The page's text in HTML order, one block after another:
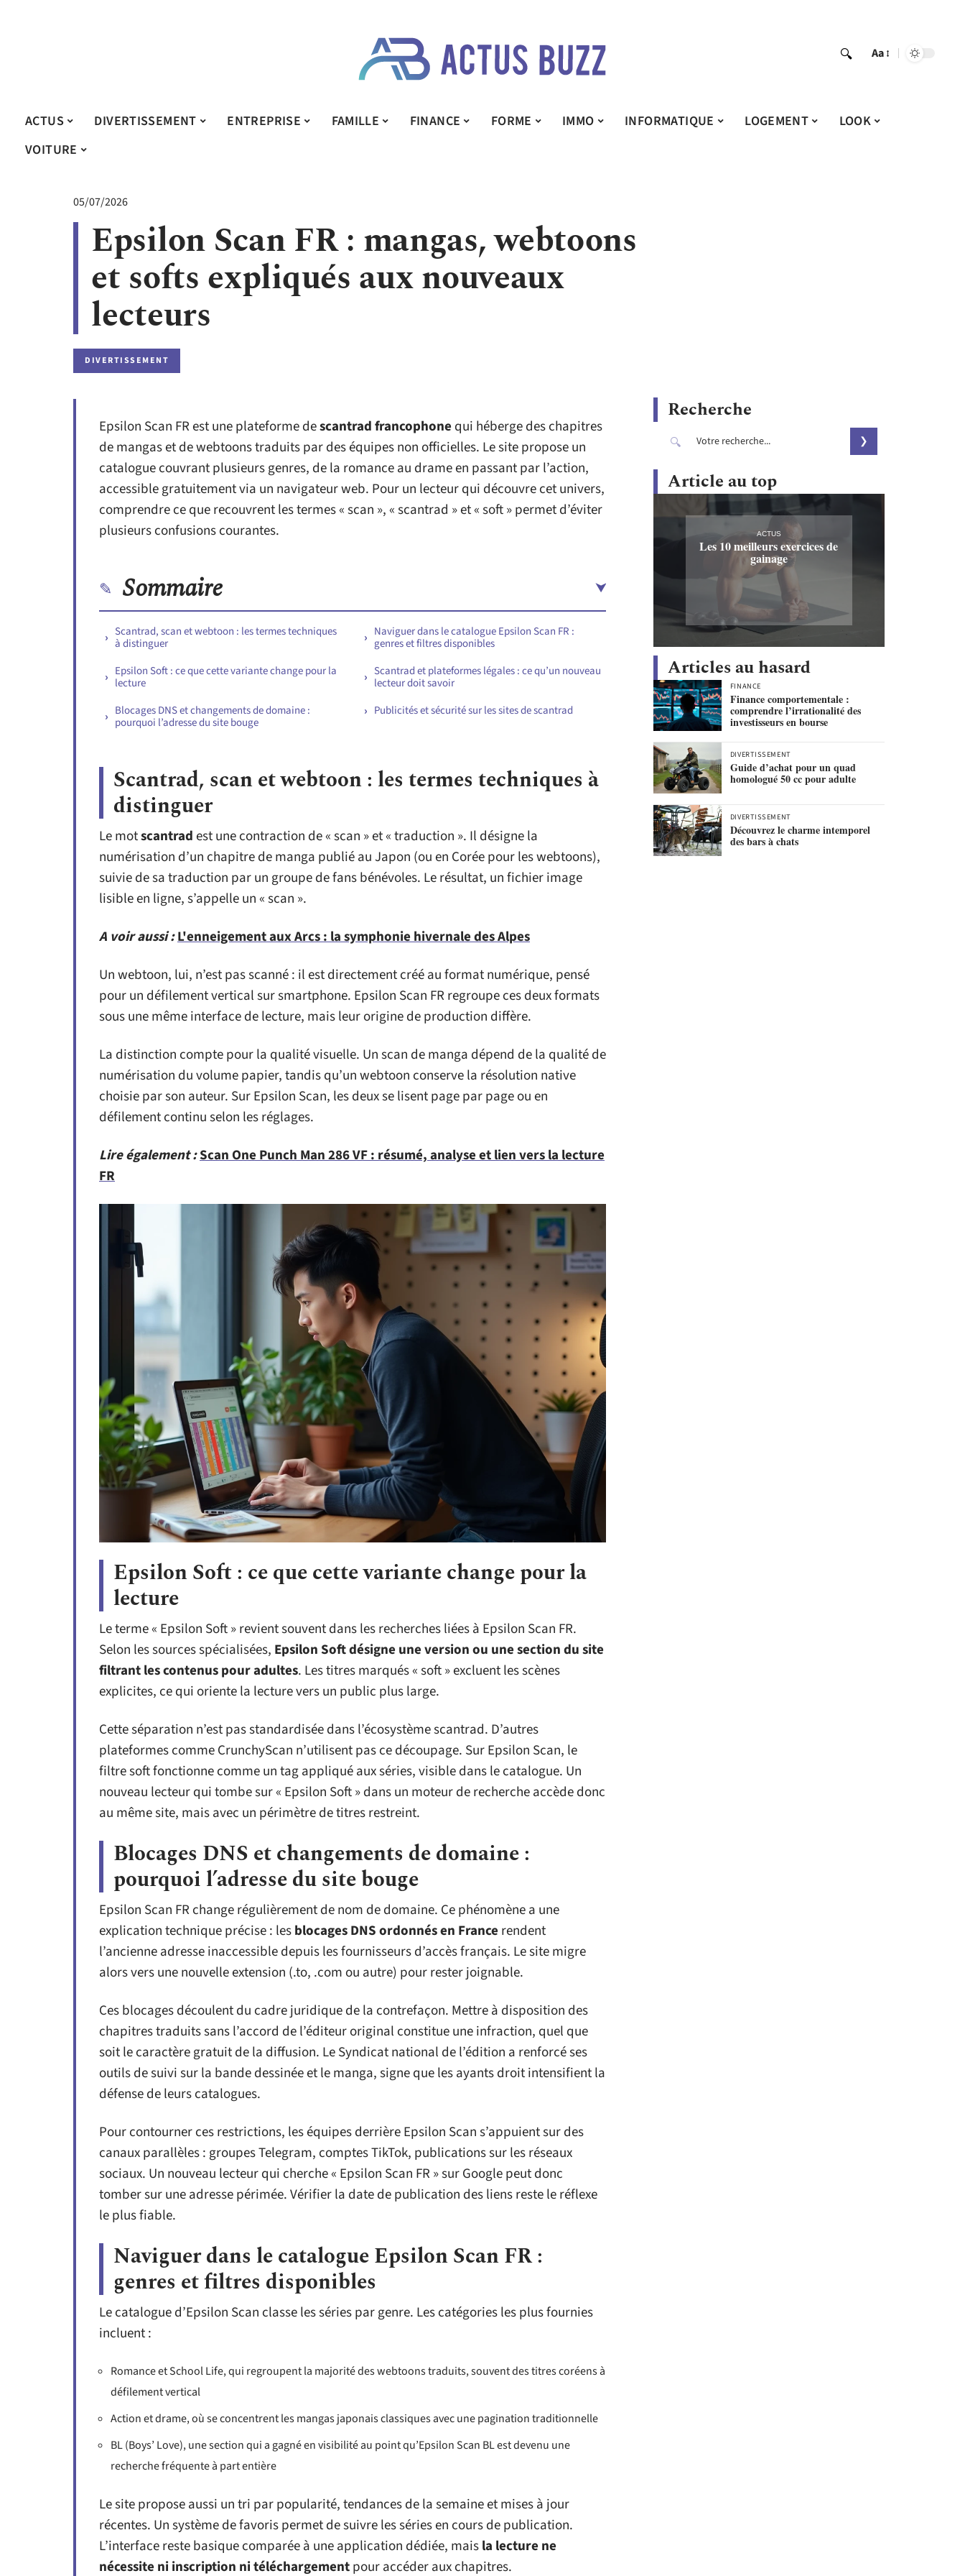
Aa
ACTUS DIVERTISSEMENT ENTREPRISE FAMILLE FINANCE FORME IMMO INFORMATIQUE LOGEMENT
LOOK
VOITURE
05/07/2026
Epsilon Scan FR : mangas, webtoons
et softs expliqués aux nouveaux
lecteurs
DIVERTISSEMENT
Epsilon Scan FR est une plateforme descantrad francophone qui héberge des chapitres
de mangas et de webtoons traduits par des équipes non officielles. Le site propose un
catalogue couvrant plusieurs genres, de la romance au drame en passant par l’action,
accessible gratuitement via un navigateur web. Pour un lecteur qui découvre cet univers,
comprendre ce que recouvrent les termes « scan », « scantrad » et « soft » permet d’éviter
plusieurs confusions courantes.
Sommaire
Scantrad, scan et webtoon : les termes techniques
à distinguer
Epsilon Soft : ce que cette variante change pour la
lecture
Blocages DNS et changements de domaine :
pourquoi l’adresse du site bouge
Naviguer dans le catalogue Epsilon Scan FR :
genres et filtres disponibles
Scantrad et plateformes légales : ce qu’un nouveau
lecteur doit savoir
Publicités et sécurité sur les sites de scantrad
Scantrad, scan et webtoon : les termes techniques à
distinguer
Le motscantradest une contraction de « scan » et « traduction ». Il désigne la
numérisation d’un chapitre de manga publié au Japon (ou en Corée pour les webtoons),
suivie de sa traduction par un groupe de fans bénévoles. Le résultat, un fichier image
lisible en ligne, s’appelle un « scan ».
A voir aussi :L'enneigement aux Arcs : la symphonie hivernale des Alpes
Un webtoon, lui, n’est pas scanné : il est directement créé au format numérique, pensé
pour un défilement vertical sur smartphone. Epsilon Scan FR regroupe ces deux formats
sous une même interface de lecture, mais leur origine de production diffère.
La distinction compte pour la qualité visuelle. Un scan de manga dépend de la qualité de
numérisation du volume papier, tandis qu’un webtoon conserve la résolution native
choisie par son auteur. Sur Epsilon Scan, les deux se lisent page par page ou en
défilement continu selon les réglages.
Lire également :Scan One Punch Man 286 VF : résumé, analyse et lien vers la lecture
FR
Epsilon Soft : ce que cette variante change pour la
lecture
Le terme « Epsilon Soft » revient souvent dans les recherches liées à Epsilon Scan FR.
Selon les sources spécialisées, Epsilon Soft désigne une version ou une section du site
filtrant les contenus pour adultes. Les titres marqués « soft » excluent les scènes
explicites, ce qui oriente la lecture vers un public plus large.
Cette séparation n’est pas standardisée dans l’écosystème scantrad. D’autres
plateformes comme CrunchyScan n’utilisent pas ce découpage. Sur Epsilon Scan, le
filtre soft fonctionne comme un tag appliqué aux séries, visible dans le catalogue. Un
nouveau lecteur qui tombe sur « Epsilon Soft » dans un moteur de recherche accède donc
au même site, mais avec un périmètre de titres restreint.
Blocages DNS et changements de domaine :
pourquoi l’adresse du site bouge
Epsilon Scan FR change régulièrement de nom de domaine. Ce phénomène a une
explication technique précise : lesblocages DNS ordonnés en France rendent
l’ancienne adresse inaccessible depuis les fournisseurs d’accès français. Le site migre
alors vers une nouvelle extension (.to, .com ou autre) pour rester joignable.
Ces blocages découlent du cadre juridique de la contrefaçon. Mettre à disposition des
chapitres traduits sans l’accord de l’éditeur original constitue une infraction, quel que
soit le caractère gratuit de la diffusion. Le Syndicat national de l’édition a renforcé ses
outils de suivi sur la bande dessinée et le manga, signe que les ayants droit intensifient la
défense de leurs catalogues.
Pour contourner ces restrictions, les équipes derrière Epsilon Scan s’appuient sur des
canaux parallèles : groupes Telegram, comptes TikTok, publications sur les réseaux
sociaux. Un nouveau lecteur qui cherche « Epsilon Scan FR » sur Google peut donc
tomber sur une adresse périmée. Vérifier la date de publication des liens reste le réflexe
le plus fiable.
Naviguer dans le catalogue Epsilon Scan FR :
genres et filtres disponibles
Le catalogue d’Epsilon Scan classe les séries par genre. Les catégories les plus fournies
incluent :
Romance et School Life, qui regroupent la majorité des webtoons traduits, souvent des titres coréens à
défilement vertical
Action et drame, où se concentrent les mangas japonais classiques avec une pagination traditionnelle
BL (Boys’ Love), une section qui a gagné en visibilité au point qu’Epsilon Scan BL est devenu une
recherche fréquente à part entière
Le site propose aussi un tri par popularité, tendances de la semaine et mises à jour
récentes. Un système de favoris permet de suivre les séries en cours de publication.
L’interface reste basique comparée à une application dédiée, maisla lecture ne
nécessite ni inscription ni téléchargementpour accéder aux chapitres.
Recherche
Article au top
ACTUS
Les 10 meilleurs exercices de
gainage
Articles au hasard
FINANCE
Finance comportementale :
comprendre l’irrationalité des
investisseurs en bourse
DIVERTISSEMENT
Guide d’achat pour un quad
homologué 50 cc pour adulte
DIVERTISSEMENT
Découvrez le charme intemporel
des bars à chats